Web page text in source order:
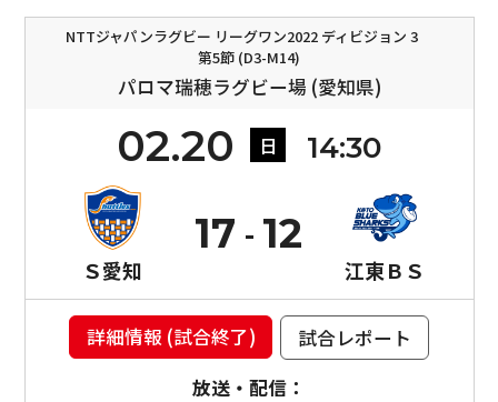
NTTジャパンラグビー リーグワン2022 ディビジョン 3
第5節 (D3-M14)
パロマ瑞穂ラグビー場 (愛知県)
02.20 日 14:30
Ｓ愛知
17
江東ＢＳ
12
詳細情報 (試合終了)
試合レポート
放送・配信：